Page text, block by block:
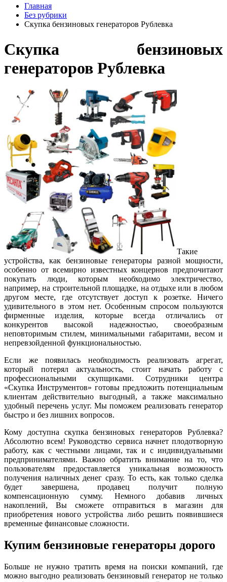
Главная
Без рубрики
Скупка бензиновых генераторов Рублевка
Скупка бензиновых
генераторов Рублевка
Такие
устройства, как бензиновые генераторы разной мощности,
особенно от всемирно известных концернов предпочитают
покупать люди, которым необходимо электричество,
например, на строительной площадке, на отдыхе или в любом
другом месте, где отсутствует доступ к розетке. Ничего
удивительного в этом нет. Особенным спросом пользуются
фирменные изделия, которые всегда отличались от
конкурентов высокой надежностью, своеобразным
неповторимым стилем, минимальными габаритами, весом и
непревзойденной функциональностью.
Если же появилась необходимость реализовать агрегат,
который потерял актуальность, стоит начать работу с
профессиональными скупщиками. Сотрудники центра
«Скупка Инструментов» готовы предложить потенциальным
клиентам действительно выгодный, а также максимально
удобный перечень услуг. Мы поможем реализовать генератор
быстро и без лишних вопросов.
Кому доступна скупка бензиновых генераторов Рублевка?
Абсолютно всем! Руководство сервиса начнет плодотворную
работу, как с честными лицами, так и с индивидуальными
предпринимателями. Важно обратить внимание на то, что
пользователям предоставляется уникальная возможность
получения наличных денег сразу. То есть, как только сделка
будет завершена, продавец получит полную
компенсационную сумму. Немного добавив личных
накоплений, Вы сможете отправиться в магазин для
приобретения нового устройства либо решить появившиеся
временные финансовые сложности.
Купим бензиновые генераторы дорого
Больше не нужно тратить время на поиски компаний, где
можно выгодно реализовать бензиновый генератор не только